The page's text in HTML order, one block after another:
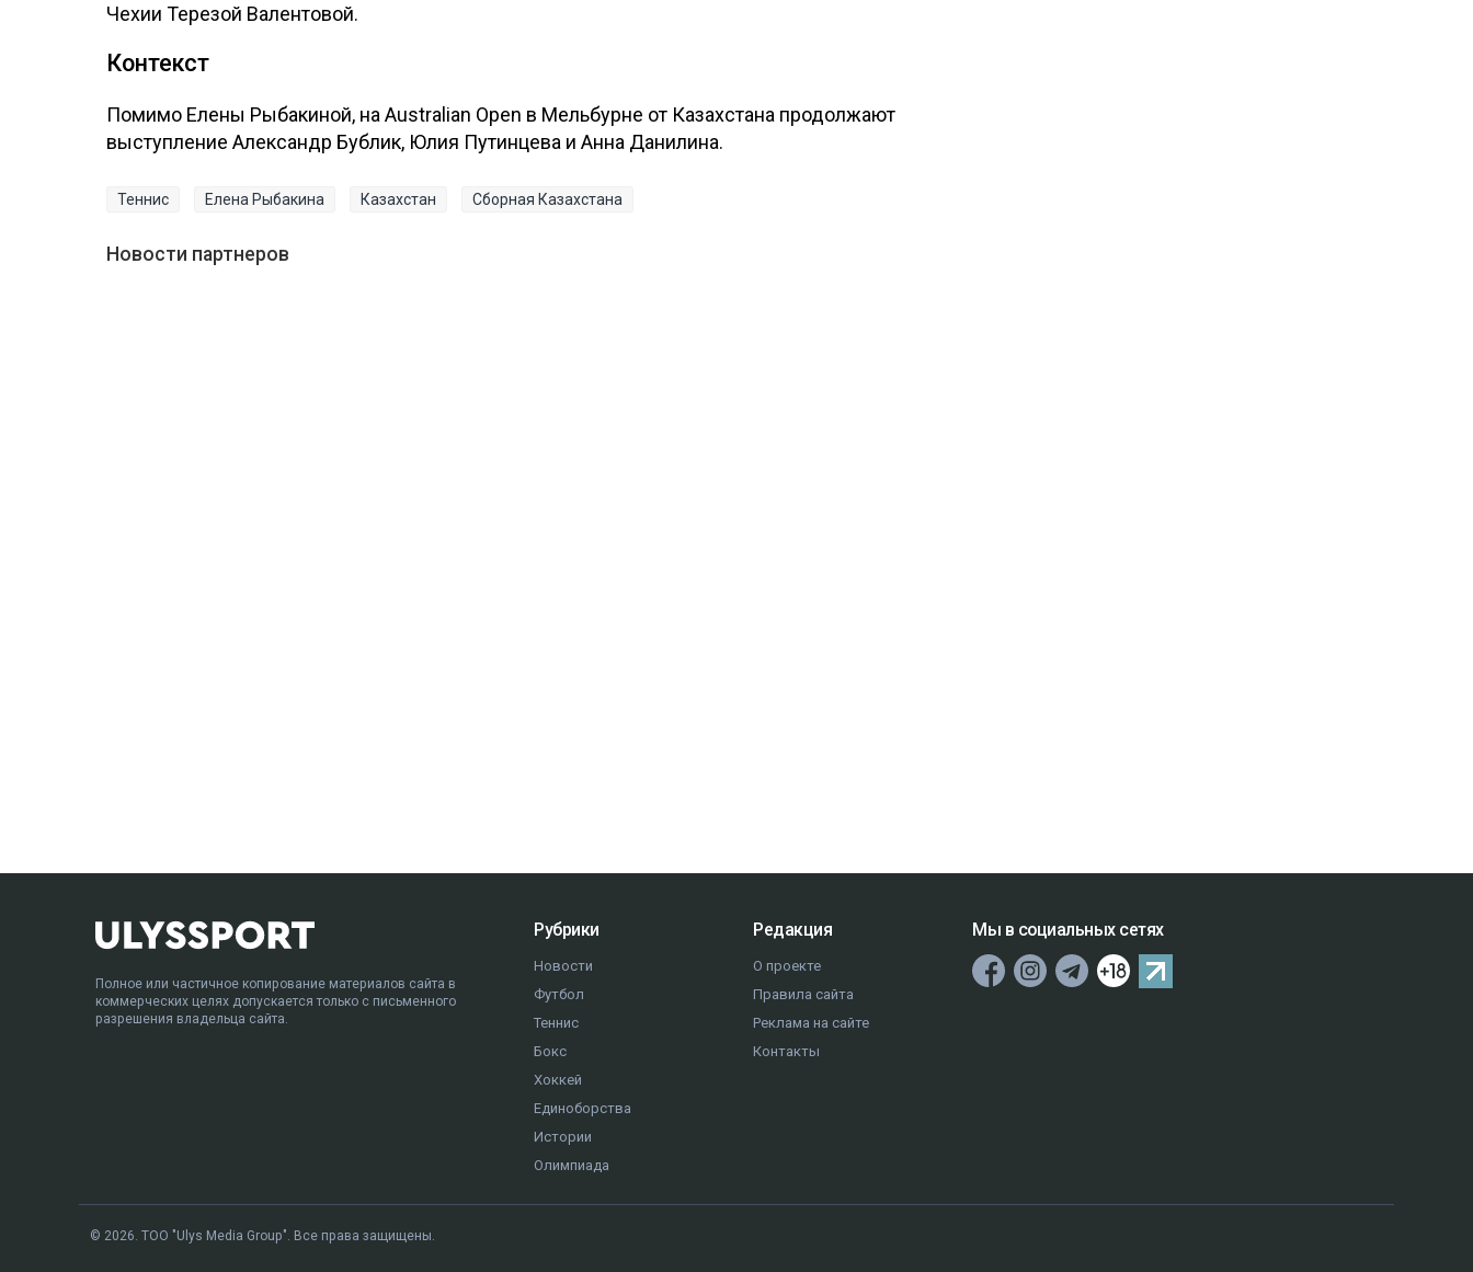
Чехии Терезой Валентовой.
Контекст
Помимо Елены Рыбакиной, на Australian Open в Мельбурне от Казахстана продолжают
выступление Александр Бублик, Юлия Путинцева и Анна Данилина.
Теннис Елена Рыбакина Казахстан Сборная Казахстана
Новости партнеров
Полное или частичное копирование материалов сайта в
коммерческих целях допускается только с письменного
разрешения владельца сайта.
Рубрики
Новости
Футбол
Теннис
Бокс
Хоккей
Единоборства
Истории
Олимпиада
Редакция
О проекте
Правила сайта
Реклама на сайте
Контакты
Мы в социальных сетях
© 2026. ТОО "Ulys Media Group". Все права защищены.